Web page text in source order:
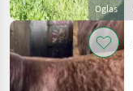
Oglas